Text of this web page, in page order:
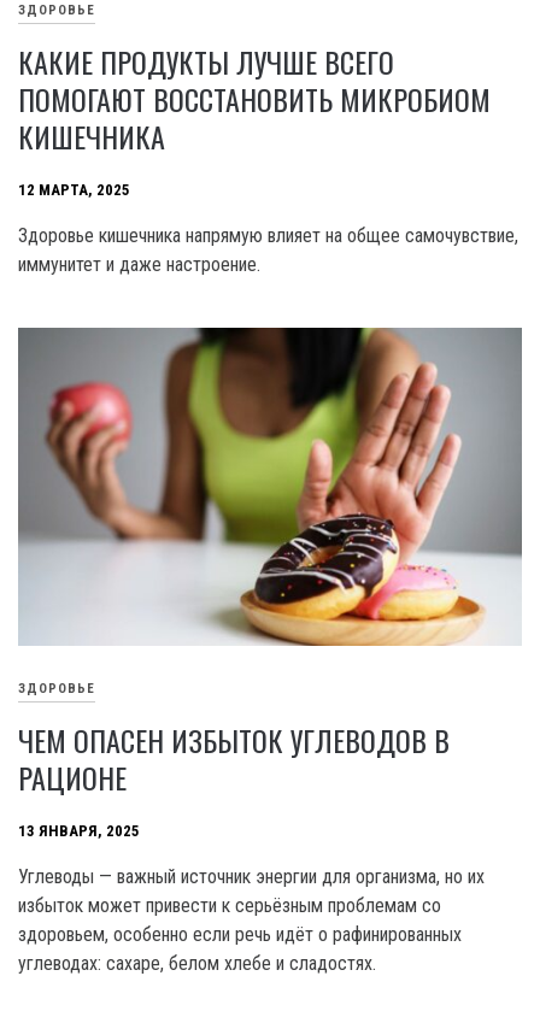
ЗДОРОВЬЕ
КАКИЕ ПРОДУКТЫ ЛУЧШЕ ВСЕГО
ПОМОГАЮТ ВОССТАНОВИТЬ МИКРОБИОМ
КИШЕЧНИКА
12 МАРТА, 2025
Здоровье кишечника напрямую влияет на общее самочувствие,
иммунитет и даже настроение.
ЗДОРОВЬЕ
ЧЕМ ОПАСЕН ИЗБЫТОК УГЛЕВОДОВ В
РАЦИОНЕ
13 ЯНВАРЯ, 2025
Углеводы — важный источник энергии для организма, но их
избыток может привести к серьёзным проблемам со
здоровьем, особенно если речь идёт о рафинированных
углеводах: сахаре, белом хлебе и сладостях.